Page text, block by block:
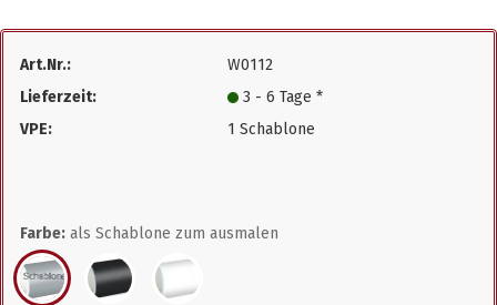
Art.Nr.:
W0112
Lieferzeit:
3 - 6 Tage *
VPE:
1 Schablone
Farbe: als Schablone zum ausmalen